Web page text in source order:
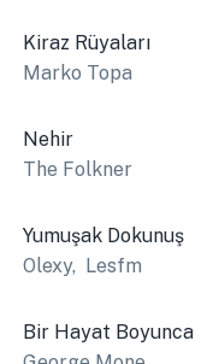
Kiraz Rüyaları
Marko Topa
Nehir
The Folkner
Yumuşak Dokunuş
Olexy, Lesfm
Bir Hayat Boyunca